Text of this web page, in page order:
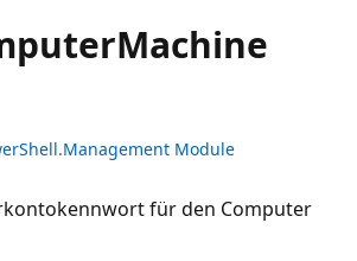
Machine
Module
für den Computer